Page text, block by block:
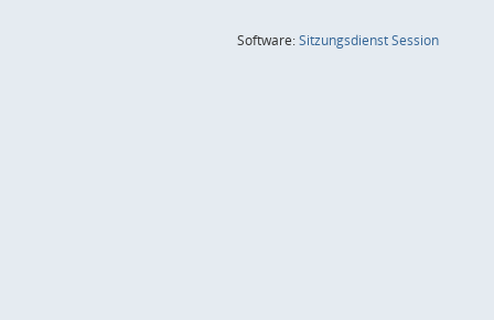
Software:SitzungsdienstSession(Wird in